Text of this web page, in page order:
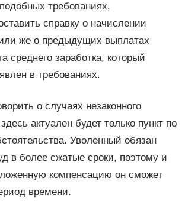
требованиях,
справку о начислении
же о предыдущих выплатах
среднего заработка, который
в требованиях.
о случаях незаконного
актуален будет только пункт по
Уволенный обязан
в более сжатые сроки, поэтому и
компенсацию он сможет
времени.